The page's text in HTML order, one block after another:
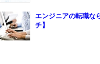
エンジニアの転職な
チ】